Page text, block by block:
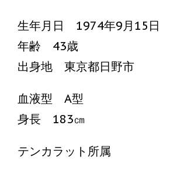
生年月日 1974年9月15日
年齢 43歳
出身地 東京都日野市
血液型 A型
身長 183㎝
テンカラット所属